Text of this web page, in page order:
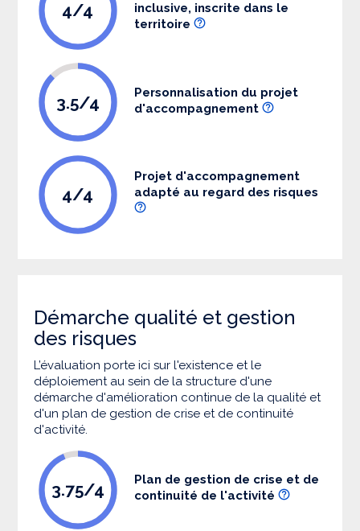
4/4
inclusive, inscrite dans le
territoire
3.5/4
Personnalisation du projet
d'accompagnement
4/4
Projet d'accompagnement
adapté au regard des risques
Démarche qualité et gestion
des risques
L’évaluation porte ici sur l'existence et le
déploiement au sein de la structure d'une
démarche d'amélioration continue de la qualité et
d'un plan de gestion de crise et de continuité
d'activité.
3.75/4
Plan de gestion de crise et de
continuité de l'activité